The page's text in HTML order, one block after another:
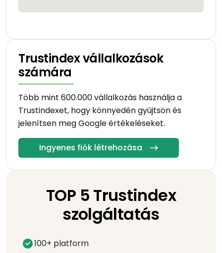
Trustindex vállalkozások
számára
Több mint 600.000 vállalkozás használja a
Trustindexet, hogy könnyedén gyűjtsön és
jelenítsen meg Google értékeléseket.
Ingyenes fiók létrehozása
TOP 5 Trustindex
szolgáltatás
100+ platform